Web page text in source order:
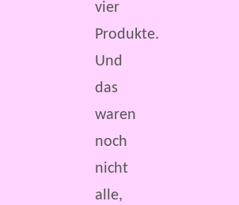
vier
Produkte.
Und
das
waren
noch
nicht
alle,